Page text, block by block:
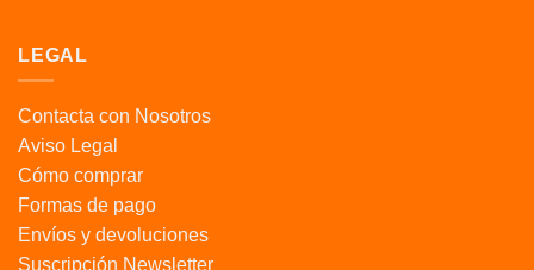
LEGAL
Contacta con Nosotros
Aviso Legal
Cómo comprar
Formas de pago
Envíos y devoluciones
Suscripción Newsletter